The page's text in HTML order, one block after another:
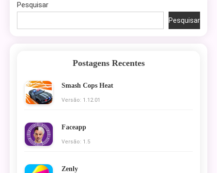
Pesquisar
Pesquisar
Postagens Recentes
Smash Cops Heat
Versão: 1.12.01
Faceapp
Versão: 1.5
Zenly